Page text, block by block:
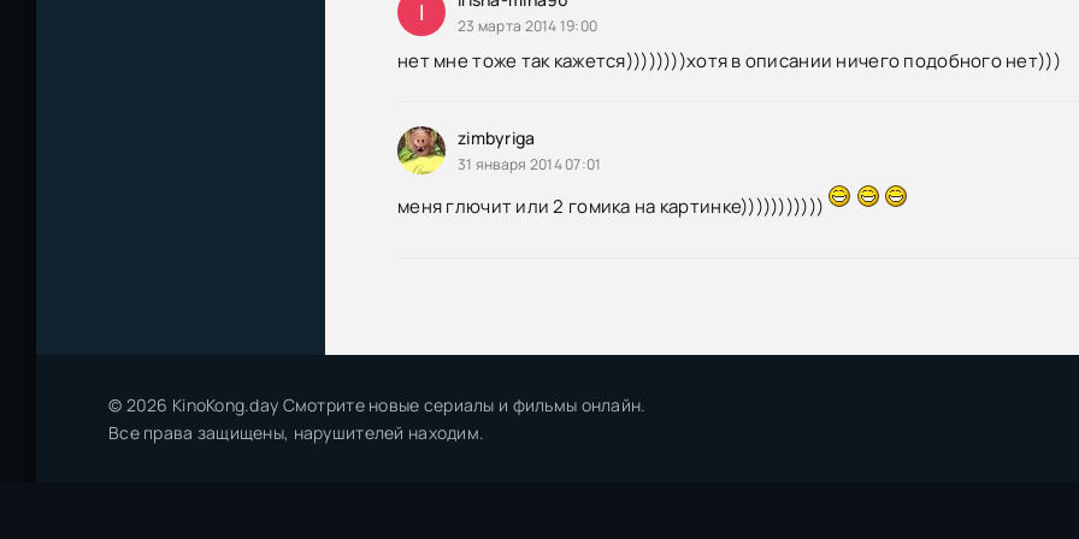
I 23 марта 2014 19:00
нет мне тоже так кажется))))))))хотя в описании ничего подобного нет)))
zimbyriga
31 января 2014 07:01
меня глючит или 2 гомика на картинке)))))))))))
© 2026 KinoKong.day Смотрите новые сериалы и фильмы онлайн.
Все права защищены, нарушителей находим.